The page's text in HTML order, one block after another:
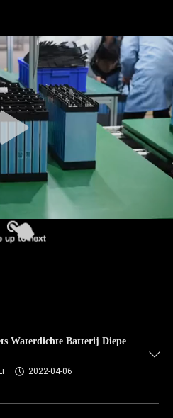
Waterdichte Batterij Diepe
2022-04-06